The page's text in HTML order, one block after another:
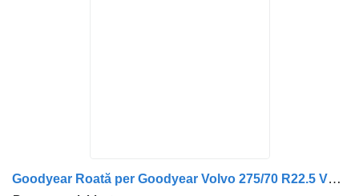
Goodyear Roată per Goodyear Volvo 275/70 R22.5 V8.25 26.04.23